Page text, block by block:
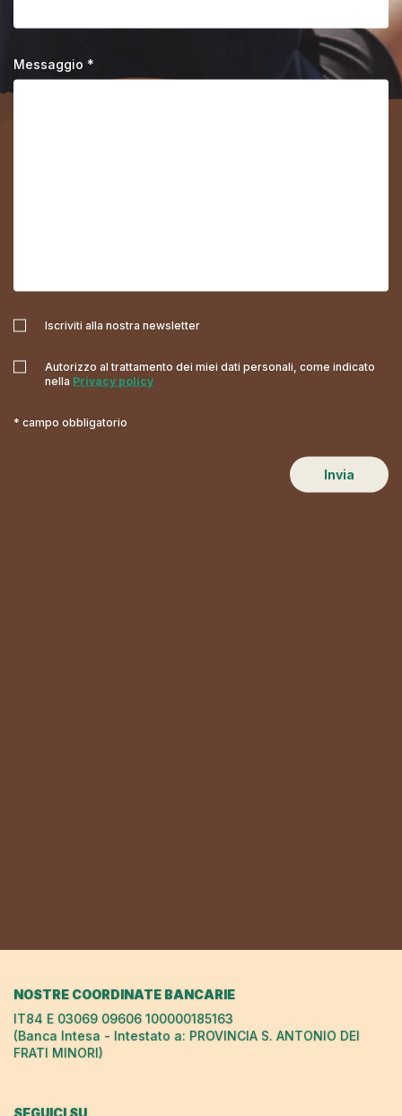
Messaggio *
Iscriviti alla nostra newsletter
Autorizzo al trattamento dei miei dati personali, come indicato
nella Privacy policy
* campo obbligatorio
Invia
NOSTRE COORDINATE BANCARIE
IT84 E 03069 09606 100000185163
(Banca Intesa - Intestato a: PROVINCIA S. ANTONIO DEI
FRATI MINORI)
SEGUICI SU